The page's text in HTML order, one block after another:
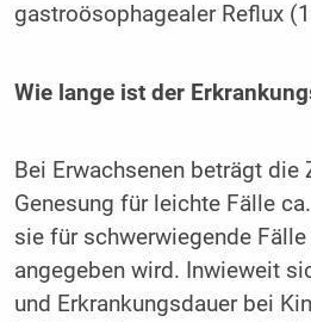
gastroösophagealer Reflux
Wie lange ist der
Bei Erwachsenen beträgt die
Genesung für leichte Fälle
sie für schwerwiegende
angegeben wird. Inwieweit
und Erkrankungsdauer bei